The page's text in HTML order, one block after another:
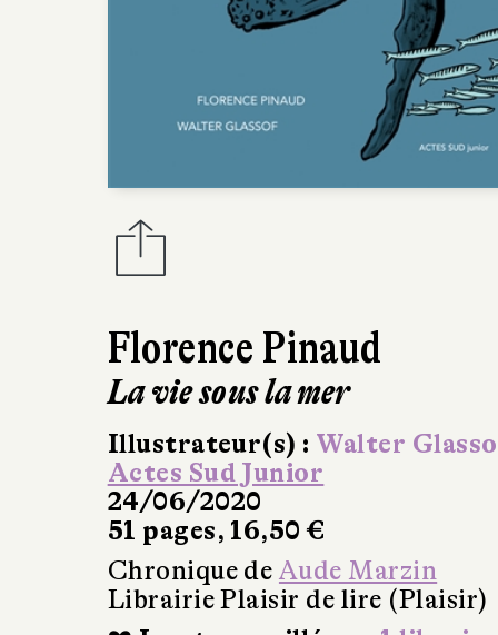
Florence Pinaud
La vie sous la mer
Illustrateur(s) : Walter
Actes Sud Junior
24/06/2020
51 pages, 16,50 €
Chronique de Aude Marzin
Librairie Plaisir de lire (Plaisir)